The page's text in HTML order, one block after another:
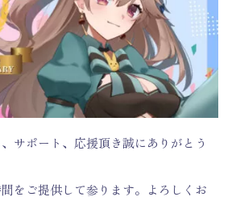
サポート、応援頂き誠にありがとう
をご提供して参ります。よろしくお